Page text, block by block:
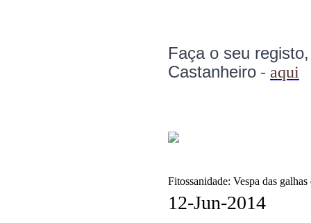
Faça o seu
Castanheiro - aqui
Fitossanidade: Vespa das
12-Jun-2014